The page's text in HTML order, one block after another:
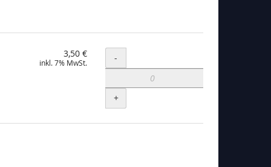
3,50 €
inkl. 7% MwSt. Menge
-
+